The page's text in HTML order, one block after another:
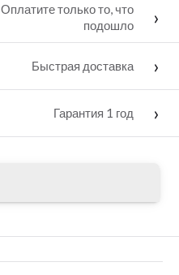
Оплатите только то, что
подошло
›
Быстрая доставка ›
Гарантия 1 год ›